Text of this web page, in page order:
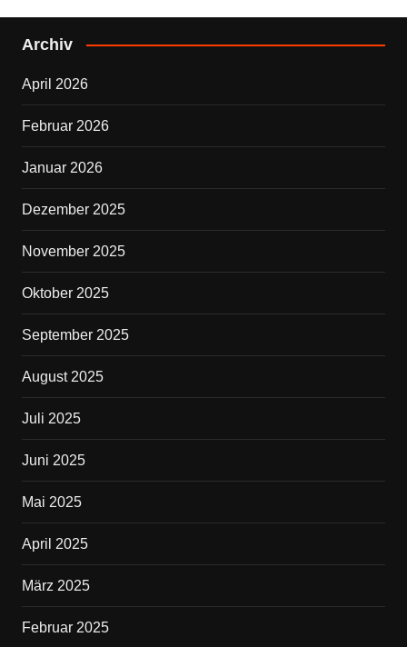
c
e
o
o
k
tt
er
Archiv
April 2026
Februar 2026
Januar 2026
Dezember 2025
November 2025
Oktober 2025
September 2025
August 2025
Juli 2025
Juni 2025
Mai 2025
April 2025
März 2025
Februar 2025